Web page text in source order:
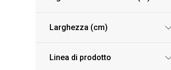
Larghezza (cm)
Linea di prodotto